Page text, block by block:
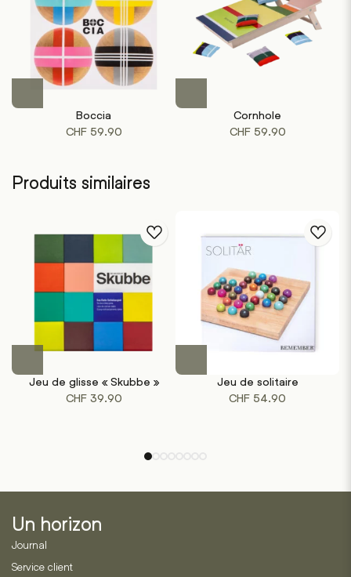
Boccia
CHF59.90
Cornhole
CHF59.90
Produits similaires
Jeu de glisse « Skubbe »
CHF39.90
Jeu de solitaire
CHF 54.90
Un horizon
Journal
Service client